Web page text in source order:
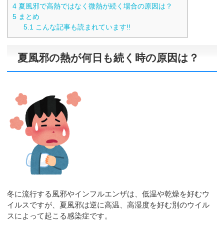
4 夏風邪で高熱ではなく微熱が続く場合の原因は？
5 まとめ
5.1 こんな記事も読まれています!!
夏風邪の熱が何日も続く時の原因は？
冬に流行する風邪やインフルエンザは、低温や乾燥を好むウ
イルスですが、夏風邪は逆に高温、高湿度を好む別のウイル
スによって起こる感染症です。